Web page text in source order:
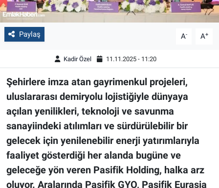
Paylaş A- A+
Kadir Özel 11.11.2025 - 11:20
Şehirlere imza atan gayrimenkul projeleri,
uluslararası demiryolu lojistiğiyle dünyaya
açılan yenilikleri, teknoloji ve savunma
sanayiindeki atılımları ve sürdürülebilir bir
gelecek için yenilenebilir enerji yatırımlarıyla
faaliyet gösterdiği her alanda bugüne ve
geleceğe yön veren Pasifik Holding, halka arz
oluyor. Aralarında Pasifik GYO, Pasifik Eurasia